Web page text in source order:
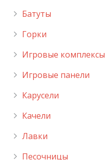
Батуты
Горки
Игровые комплексы
Игровые панели
Карусели
Качели
Лавки
Песочницы